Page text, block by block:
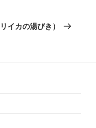
イカの湯びき）